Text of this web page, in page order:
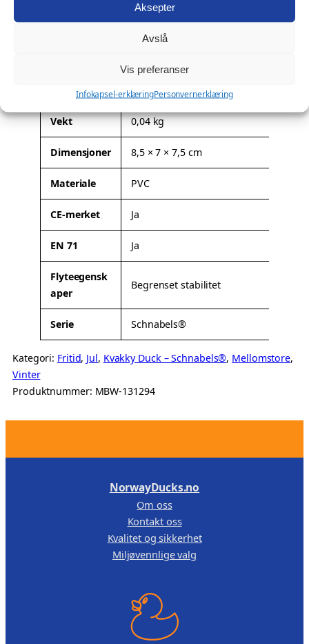
Aksepter
Avslå
Vis preferanser
Infokapsel-erklæringPersonvernerklæring
tØnsker du profilering?
Denne modellen kan leveres med firmalogo eller
Tilleggsinformasjon
A
t
t
ri
b
u
t
e
e
d
i
Vekt 0,04 kg
Dimensjoner 8,5 × 7 × 7,5 cm
Materiale PVC
CE-merket Ja
EN 71 Ja
Flyteegensk
aper
Begrenset stabilitet
Serie Schnabels®
Kategori: Fritid, Jul, Kvakky Duck – Schnabels®, Mellomstore
Vinter
Produktnummer: MBW-131294
NorwayDucks.no
Om oss
Kontakt oss
Kvalitet og sikkerhet
Miljøvennlige valg